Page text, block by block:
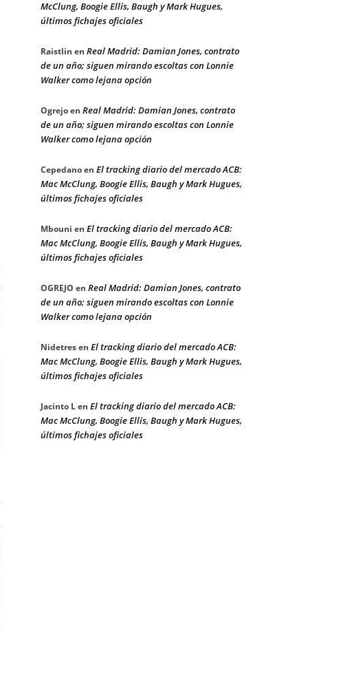
McClung, Boogie Ellis, Baugh y Mark Hugues,
últimos fichajes oficiales
Raistlin en Real Madrid: Damian Jones, contrato
de un año; siguen mirando escoltas con Lonnie
Walker como lejana opción
Ogrejoen Real Madrid: Damian Jones, contrato
de un año; siguen mirando escoltas con Lonnie
Walker como lejana opción
Cepedanoen El tracking diario del mercado ACB:
Mac McClung, Boogie Ellis, Baugh y Mark Hugues,
últimos fichajes oficiales
Mbouni en El tracking diario del mercado ACB:
Mac McClung, Boogie Ellis, Baugh y Mark Hugues,
últimos fichajes oficiales
OGREJO en Real Madrid: Damian Jones, contrato
de un año; siguen mirando escoltas con Lonnie
Walker como lejana opción
Nidetresen El tracking diario del mercado ACB:
Mac McClung, Boogie Ellis, Baugh y Mark Hugues,
últimos fichajes oficiales
Jacinto Len El tracking diario del mercado ACB:
Mac McClung, Boogie Ellis, Baugh y Mark Hugues,
últimos fichajes oficiales